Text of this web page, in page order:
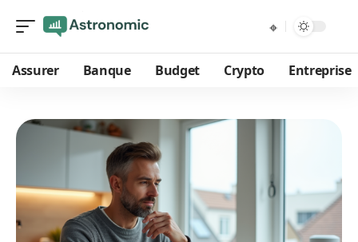
Assurer Banque Budget Crypto Entreprise